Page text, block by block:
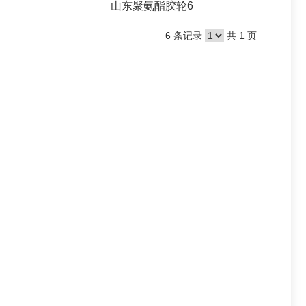
山东聚氨酯胶轮6
6 条记录 共 1 页